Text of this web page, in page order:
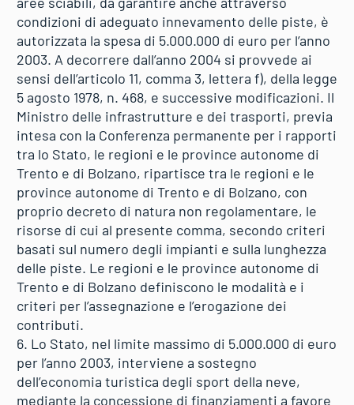
condizioni di adeguato innevamento delle piste, è
autorizzata la spesa di 5.000.000 di euro per l’anno
2003. A decorrere dall’anno 2004 si provvede ai
sensi dell’articolo 11, comma 3, lettera f), della legge
5 agosto 1978, n. 468, e successive modificazioni. Il
Ministro delle infrastrutture e dei trasporti, previa
intesa con la Conferenza permanente per i rapporti
tra lo Stato, le regioni e le province autonome di
Trento e di Bolzano, ripartisce tra le regioni e le
province autonome di Trento e di Bolzano, con
proprio decreto di natura non regolamentare, le
risorse di cui al presente comma, secondo criteri
basati sul numero degli impianti e sulla lunghezza
delle piste. Le regioni e le province autonome di
Trento e di Bolzano definiscono le modalità e i
criteri per l’assegnazione e l’erogazione dei
contributi.
6. Lo Stato, nel limite massimo di 5.000.000 di euro
per l’anno 2003, interviene a sostegno
dell’economia turistica degli sport della neve,
mediante la concessione di finanziamenti a favore